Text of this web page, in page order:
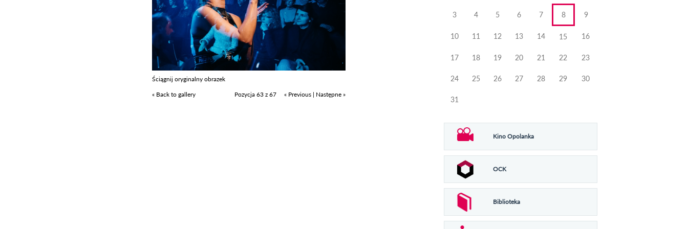
Ściągnij oryginalny obrazek
« Back to gallery
Pozycja 63 z 67 « Previous | Następne »
3 4 5 6 7 8 9
10 11 12 13 14 15 16
17 18 19 20 21 22 23
24 25 26 27 28 29 30
31
Kino Opolanka
OCK
Biblioteka